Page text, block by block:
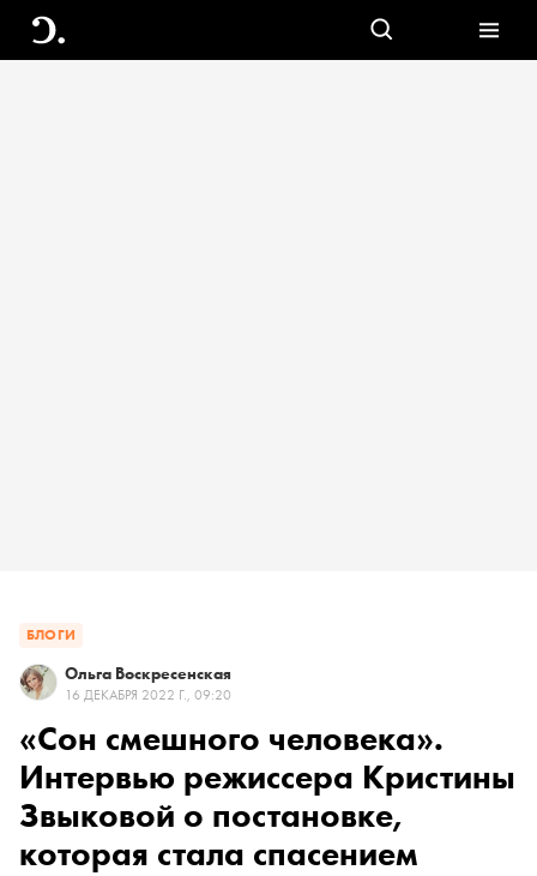
БЛОГИ
Ольга Воскресенская
16 ДЕКАБРЯ 2022 Г., 09:20
«Сон смешного человека».
Интервью режиссера Кристины
Звыковой о постановке,
которая стала спасением